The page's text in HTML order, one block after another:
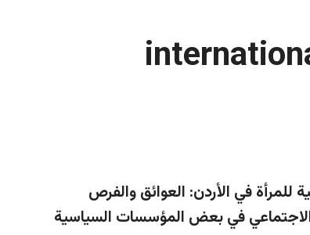
للمرأة في الأردن: العوائق والفرص
في بعض المؤسسات السياسية